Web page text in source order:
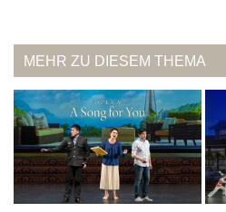
MEHR ZU DIESEM THEMA